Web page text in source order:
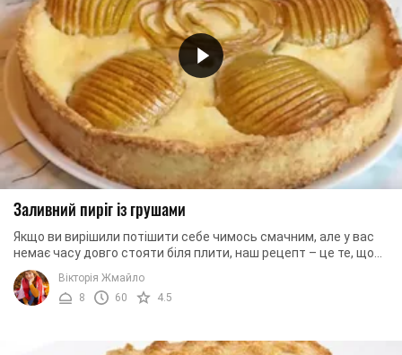
Заливний пиріг із грушами
Якщо ви вирішили потішити себе чимось смачним, але у вас
немає часу довго стояти біля плити, наш рецепт – це те, що
ви шукаєте. Рецепт заливного ...
Вікторія Жмайло
8
60 4.5